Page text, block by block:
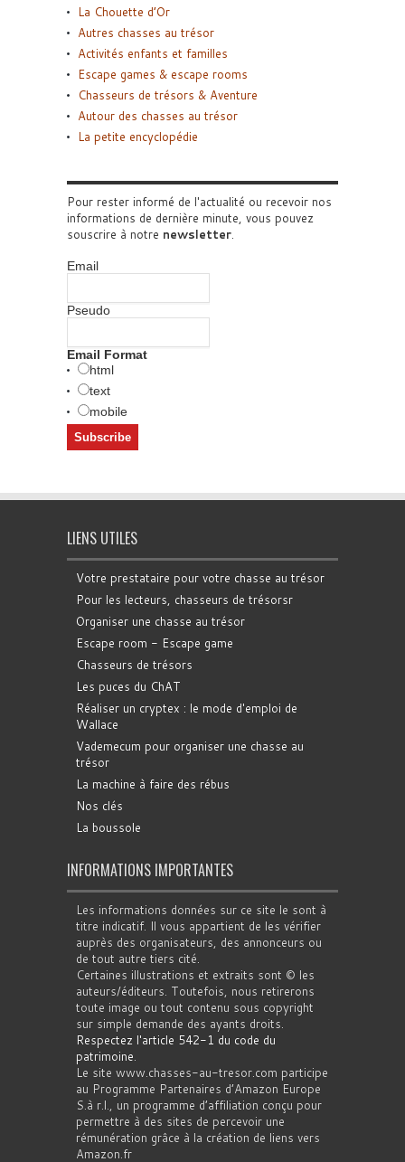
La Chouette d’Or
Autres chasses au trésor
Activités enfants et familles
Escape games & escape rooms
Chasseurs de trésors & Aventure
Autour des chasses au trésor
La petite encyclopédie
Pour rester informé de l'actualité ou recevoir nos
informations de dernière minute, vous pouvez
souscrire à notre newsletter.
Email
Pseudo
Email Format
html
text
mobile
LIENS UTILES
Votre prestataire pour votre chasse au trésor
Pour les lecteurs, chasseurs de trésorsr
Organiser une chasse au trésor
Escape room - Escape game
Chasseurs de trésors
Les puces du ChAT
Réaliser un cryptex : le mode d'emploi de
Wallace
Vademecum pour organiser une chasse au
trésor
La machine à faire des rébus
Nos clés
La boussole
INFORMATIONS IMPORTANTES
Les informations données sur ce site le sont à
titre indicatif. Il vous appartient de les vérifier
auprès des organisateurs, des annonceurs ou
de tout autre tiers cité.
Certaines illustrations et extraits sont © les
auteurs/éditeurs. Toutefois, nous retirerons
toute image ou tout contenu sous copyright
sur simple demande des ayants droits.
Respectez l'article 542-1 du code du
patrimoine.
Le site www.chasses-au-tresor.com participe
au Programme Partenaires d’Amazon Europe
S.à r.l., un programme d’affiliation conçu pour
permettre à des sites de percevoir une
rémunération grâce à la création de liens vers
Amazon.fr